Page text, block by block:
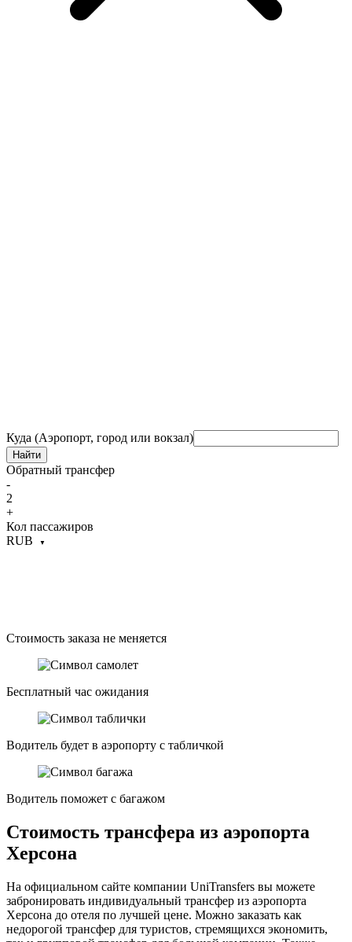
Куда (Аэропорт, город или вокзал)
Найти
Обратный трансфер
-
2
+
Кол пассажиров
RUB
▼
Стоимость заказа не меняется
Бесплатный час ожидания
Водитель будет в аэропорту с табличкой
Водитель поможет с багажом
Стоимость трансфера из аэропорта
Херсона
На официальном сайте компании UniTransfers вы можете
забронировать индивидуальный трансфер из аэропорта
Херсона до отеля по лучшей цене. Можно заказать как
недорогой трансфер для туристов, стремящихся экономить,